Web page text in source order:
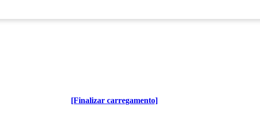
[Finalizar carregamento]